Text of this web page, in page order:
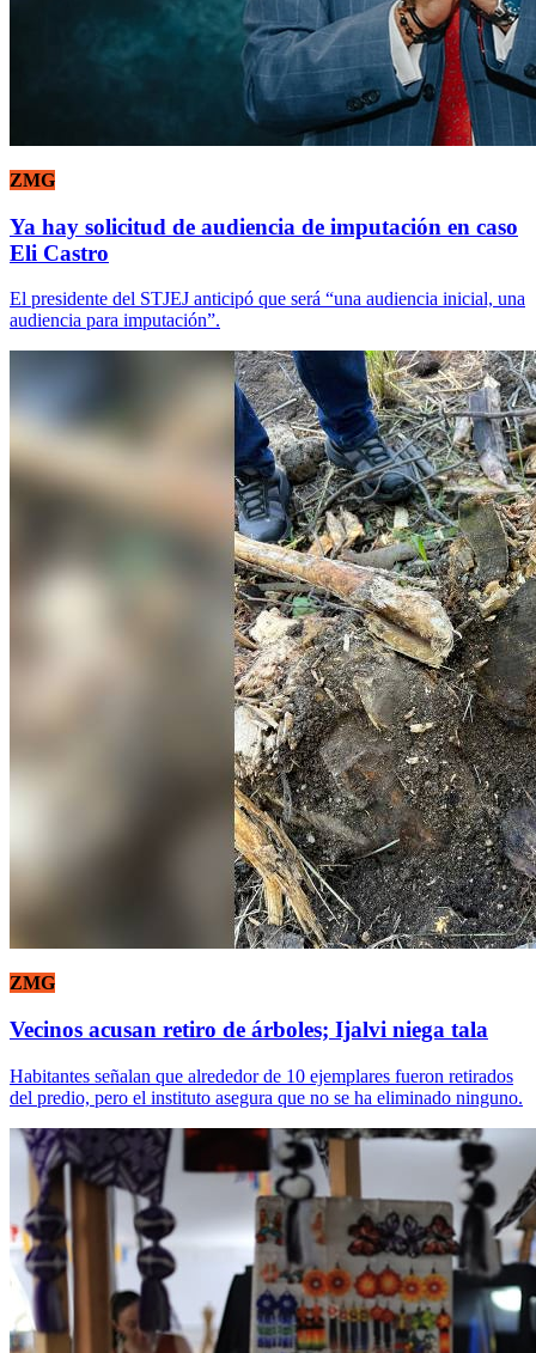
ZMG
Ya hay solicitud de audiencia de imputación en caso
Eli Castro
El presidente del STJEJ anticipó que será “una audiencia inicial, una
audiencia para imputación”.
ZMG
Vecinos acusan retiro de árboles; Ijalvi niega tala
Habitantes señalan que alrededor de 10 ejemplares fueron retirados
del predio, pero el instituto asegura que no se ha eliminado ninguno.